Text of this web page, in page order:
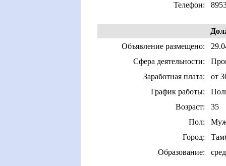
Телефон:
Объявление размещено:
Сфера деятельности:
Заработная плата:
от
График работы:
Возраст:
35
Пол:
Город:
Образование: